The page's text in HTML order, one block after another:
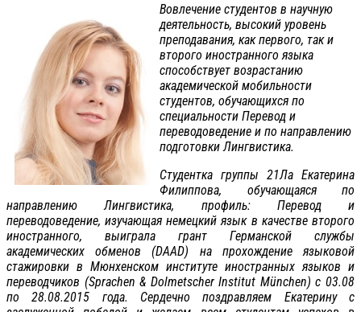
Вовлечение студентов в научную
деятельность, высокий уровень
преподавания, как первого, так и
второго иностранного языка
способствует возрастанию
академической мобильности
студентов, обучающихся по
специальности Перевод и
переводоведение и по направлению
подготовки Лингвистика.
Студентка группы 21Ла Екатерина
Филиппова, обучающаяся по
направлению Лингвистика, профиль: Перевод и
переводоведение, изучающая немецкий язык в качестве второго
иностранного, выиграла грант Германской службы
академических обменов (DAAD) на прохождение языковой
стажировки в Мюнхенском институте иностранных языков и
переводчиков (Sprachen & Dolmetscher Institut München) с 03.08
по 28.08.2015 года. Сердечно поздравляем Екатерину с